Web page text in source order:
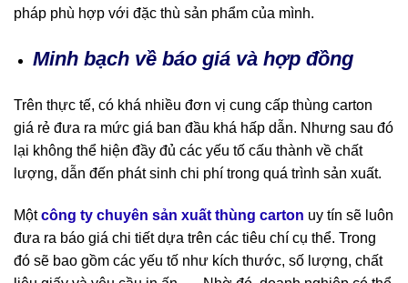
pháp phù hợp với đặc thù sản phẩm của mình.
Minh bạch về báo giá và hợp đồng
Trên thực tế, có khá nhiều đơn vị cung cấp thùng carton
giá rẻ đưa ra mức giá ban đầu khá hấp dẫn. Nhưng sau đó
lại không thể hiện đầy đủ các yếu tố cấu thành về chất
lượng, dẫn đến phát sinh chi phí trong quá trình sản xuất.
Mộtcông ty chuyên sản xuất thùng carton uy tín sẽ luôn
đưa ra báo giá chi tiết dựa trên các tiêu chí cụ thể. Trong
đó sẽ bao gồm các yếu tố như kích thước, số lượng, chất